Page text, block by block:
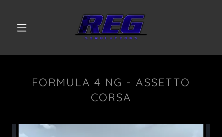
FORMULA 4 NG - ASSETTO
CORSA